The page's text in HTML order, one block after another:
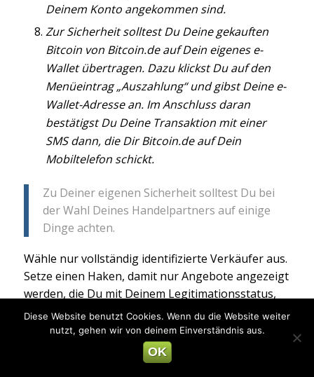
Deinem Konto angekommen sind.
Zur Sicherheit solltest Du Deine gekauften
Bitcoin von Bitcoin.de auf Dein eigenes e-
Wallet übertragen. Dazu klickst Du auf den
Menüeintrag „Auszahlung“ und gibst Deine e-
Wallet-Adresse an. Im Anschluss daran
bestätigst Du Deine Transaktion mit einer
SMS dann, die Dir Bitcoin.de auf Dein
Mobiltelefon schickt.
Zu Deiner eigenen Sicherheit solltest Du bei
der Wahl Deines Handelpartners auf einige
Dinge achten.
Wähle nur vollständig identifizierte Verkäufer aus.
Setze einen Haken, damit nur Angebote angezeigt
werden, die Du mit Deinem Legitimationsstatus,
Trustlevel und Banksitz bedienen kannst. Bei den
Angeboten siehst Du zum einen wie viele Bitcoin
der Händler insgesamt anbietet und zum anderen,
welche Art von Mindeststückelung es gibt.
Diese Website benutzt Cookies. Wenn du die Website weiter
nutzt, gehen wir von deinem Einverständnis aus.
OK